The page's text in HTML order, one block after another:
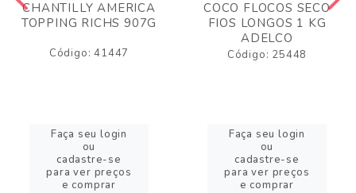
CHANTILLY AMERICA
TOPPING RICHS 907G
Código: 41447
Faça seu login
ou
cadastre-se
para ver preços
e comprar
COCO FLOCOS SECO
FIOS LONGOS 1 KG
ADELCO
Código: 25448
Faça seu login
ou
cadastre-se
para ver preços
e comprar